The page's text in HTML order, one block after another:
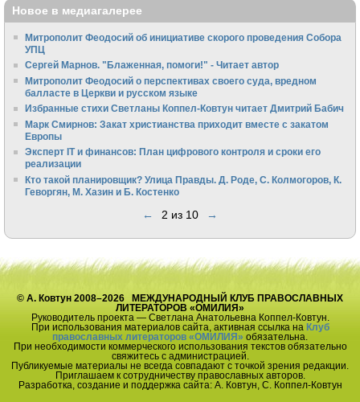
Новое в медиагалерее
Митрополит Феодосий об инициативе скорого проведения Собора
УПЦ
Сергей Марнов. "Блаженная, помоги!" - Читает автор
Митрополит Феодосий о перспективах своего суда, вредном
балласте в Церкви и русском языке
Избранные стихи Светланы Коппел-Ковтун читает Дмитрий Бабич
Марк Смирнов: Закат христианства приходит вместе с закатом
Европы
Эксперт IT и финансов: План цифрового контроля и сроки его
реализации
Кто такой планировщик? Улица Правды. Д. Роде, С. Колмогоров, К.
Геворгян, М. Хазин и Б. Костенко
← 2 из 10 →
© А. Ковтун 2008–2026 МЕЖДУНАРОДНЫЙ КЛУБ ПРАВОСЛАВНЫХ
ЛИТЕРАТОРОВ «ОМИЛИЯ»
Руководитель проекта — Светлана Анатольевна Коппел-Ковтун.
При использования материалов сайта, активная ссылка на Клуб
православных литераторов «ОМИЛИЯ» обязательна.
При необходимости коммерческого использования текстов обязательно
свяжитесь с администрацией.
Публикуемые материалы не всегда совпадают с точкой зрения редакции.
Приглашаем к сотрудничеству православных авторов.
Разработка, создание и поддержка сайта: А. Ковтун, С. Коппел-Ковтун